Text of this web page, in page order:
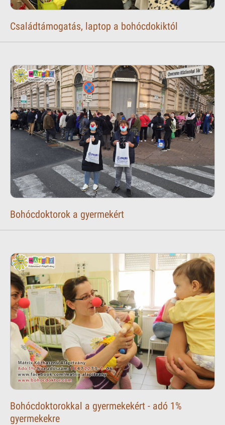
Családtámogatás, laptop a bohócdokiktól
Bohócdoktorok a gyermekért
Bohócdoktorokkal a gyermekekért - adó 1%
gyermekekre